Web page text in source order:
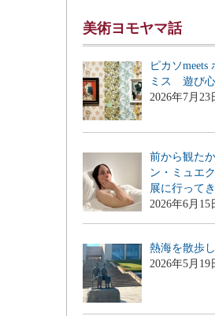
美術ヨモヤマ話
ピカソmeets
ミス 遊び
2026年7月23
前から観た
ン・ミュエ
展に行って
2026年6月15
熱海を散歩
2026年5月19